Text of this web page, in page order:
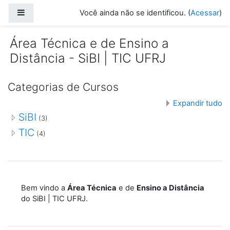
Você ainda não se identificou. (Acessar)
Área Técnica e de Ensino a
Distância - SiBI | TIC UFRJ
Categorias de Cursos
Expandir tudo
SiBI (3)
TIC (4)
Bem vindo a Área Técnica e de Ensino a Distância
do SiBI | TIC UFRJ.